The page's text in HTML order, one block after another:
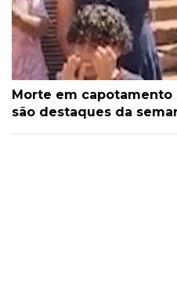
Morte em
são destaques da